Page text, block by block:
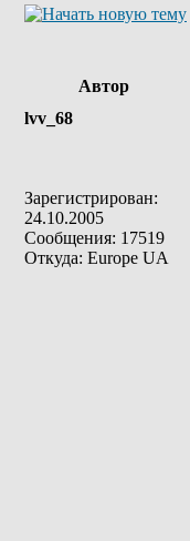
Автор
lvv_68
Зарегистрирован:
24.10.2005
Сообщения: 17519
Откуда: Europe UA